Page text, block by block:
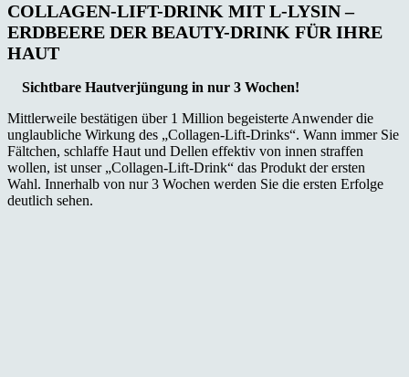
COLLAGEN-LIFT-DRINK MIT L-LYSIN –
ERDBEERE DER BEAUTY-DRINK FÜR IHRE
HAUT
Sichtbare Hautverjüngung in nur 3 Wochen!
Mittlerweile bestätigen über 1 Million begeisterte Anwender die
unglaubliche Wirkung des „Collagen-Lift-Drinks“. Wann immer Sie
Fältchen, schlaffe Haut und Dellen effektiv von innen straffen
wollen, ist unser „Collagen-Lift-Drink“ das Produkt der ersten
Wahl. Innerhalb von nur 3 Wochen werden Sie die ersten Erfolge
deutlich sehen.